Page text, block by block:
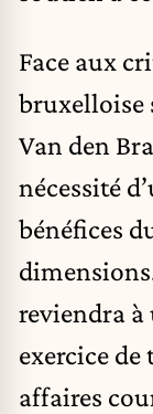
Face aux
bruxelloise
Van den
nécessité
bénéfices
reviendra
exercice
affaires